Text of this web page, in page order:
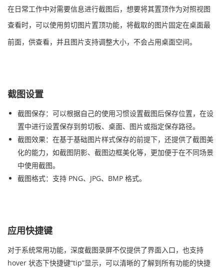
在日常工作中对需要信息进行截图后，想要将其置顶作为对照视图
查看时，可以使用剪切图片置顶功能，将截取的图片固定在桌面最
前面，供查看，并且图片支持调整大小，不会占用桌面空间。
截图设置
截图保存：可以根据自己的使用习惯设置截图后保存位置，在设
置中进行设置保存到剪切板、桌面、图片或指定保存路径。
截图效果：在基于基础图片样式保存的前提下，还提供了截图美
化的能力，如截图阴影、截图边框美化等，更加便于在不同场景
中使用截图。
截图格式：支持 PNG、JPG、BMP 格式。
应用快捷键
对于系统常用功能，深度截图录屏不仅提供了界面入口，也支持
hover 状态下快捷键“tip”显示，可以清晰的了解到所有功能的快捷